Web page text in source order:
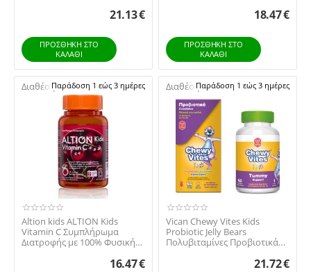
21.13€
ΠΡΟΣΘΉΚΗ ΣΤΟ
ΚΑΛΆΘΙ
18.47€
ΠΡΟΣΘΉΚΗ ΣΤΟ
ΚΑΛΆΘΙ
Διαθέσιμο:Παράδοση 1 εώς 3 ημέρες
Altion kids ALTION Kids
Vitamin C Συμπλήρωμα
Διατροφής με 100% Φυσική
16.47€
Διαθέσιμο:Παράδοση 1 εώς 3 ημέρες
Vican Chewy Vites Kids
Probiotic Jelly Bears
Πολυβιταμίνες Προβιοτικά
21.72€